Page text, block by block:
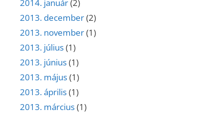
2014. január(2)
2013. december(2)
2013. november(1)
2013. július(1)
2013. június(1)
2013. május(1)
2013. április(1)
2013. március(1)